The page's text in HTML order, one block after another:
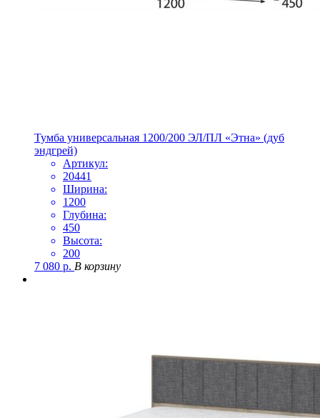
Тумба универсальная 1200/200 ЭЛ/ПЛ «Этна» (дуб
эндгрей)
Артикул:
20441
Ширина:
1200
Глубина:
450
Высота:
200
7 080 р. В корзину